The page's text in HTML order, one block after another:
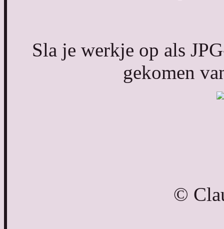
Sla je werkje op als
gekomen
©